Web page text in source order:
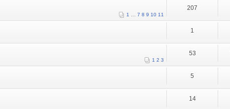
1 7 8 9 10 11
207
1
1 2 3
53
5
14